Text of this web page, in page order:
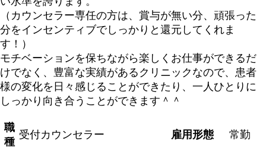
（カウンセラー専任の方は、賞与が無い分、頑張った
分をインセンティブでしっかりと還元してくれま
す！）
モチベーションを保ちながら楽しくお仕事ができるだ
けでなく、豊富な実績があるクリニックなので、患者
様の変化を日々感じることができたり、一人ひとりに
しっかり向き合うことができます＾＾
職
種
受付カウンセラー 雇用形態
常勤